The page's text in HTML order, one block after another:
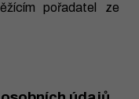
pořadatel ze